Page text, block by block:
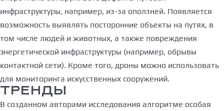
инфраструктуры, например, из-за оползней. Появляется
возможность выявлять посторонние объекты на путях, в
том числе людей и животных, а также повреждения
энергетической инфраструктуры (например, обрывы
контактной сети). Кроме того, дроны можно использовать
для мониторинга искусственных сооружений.
ТРЕНДЫ
В созданном авторами исследования алгоритме особая